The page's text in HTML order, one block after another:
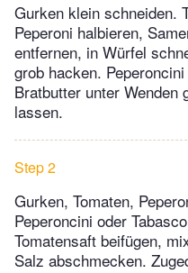
Gurken klein schneiden.
Peperoni halbieren,
entfernen, in Würfel
grob hacken.
Bratbutter unter Wenden
lassen.
Step 2
Gurken, Tomaten,
Peperoncini oder
Tomatensaft beifügen,
Salz abschmecken.